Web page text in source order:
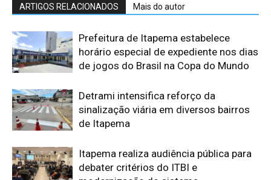
ARTIGOS RELACIONADOS Mais do autor
Prefeitura de Itapema estabelece
horário especial de expediente nos dias
de jogos do Brasil na Copa do Mundo
Detrami intensifica reforço da
sinalização viária em diversos bairros
de Itapema
Itapema realiza audiência pública para
debater critérios do ITBI e